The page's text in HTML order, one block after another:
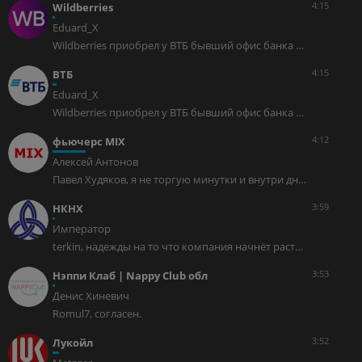
Wildberries
Eduard_X
Wildberries приобрел у ВТБ бывший офис банка «Открытие» в центре Москвы стоимостью около ₽13,5 млрдWildberries приобрел у ВТБ бывший офис банка «Открытие» на Летниковской улице рядом с Павелецким вокзалом. Площадь бизнес-центра составляет 24,4 тыс. кв. м.Сделка была заключена в июне 2026 года, смена владельца зарегистрирована 4 августа. Стоимость объекта могла составить 11–13,5 млрд руб. с учетом НДС, хотя другая оценка предполагает сумму около 7,7 млрд руб.Для ВТБ сделка стала частью программы продажи непрофильной недвижимости и офисов присоединенных банков. Источник: www.kommersant.ru/doc/8864279?from=doc_lkАвто-репост. Читать в блоге >>>
4:15
ВТБ
Eduard_X
Wildberries приобрел у ВТБ бывший офис банка «Открытие» в центре Москвы стоимостью около ₽13,5 млрдWildberries приобрел у ВТБ бывший офис банка «Открытие» на Летниковской улице рядом с Павелецким вокзалом. Площадь бизнес-центра составляет 24,4 тыс. кв. м.Сделка была заключена в июне 2026 года, смена владельца зарегистрирована 4 августа. Стоимость объекта могла составить 11–13,5 млрд руб. с учетом НДС, хотя другая оценка предполагает сумму около 7,7 млрд руб.Для ВТБ сделка стала частью программы продажи непрофильной недвижимости и офисов присоединенных банков. Источник: www.kommersant.ru/doc/8864279?from=doc_lkАвто-репост. Читать в блоге >>>
4:15
фьючерс MIX
Алексей Антонов
Павел Худяков, я не торгую минутки и внутри дня. я торгую большие движения: дневки, недели я как открыл позицию в понедельник и не трогаю
4:12
НКНХ
Император
terkin, надежды на то что компания начнёт расти тают из года в год, уже думаю избавляться от пакета акций.
3:59
Нэппи Клаб | Nappy Club обл
Денис Хиневич
Romul7, согласен.
3:53
Лукойл
3:52